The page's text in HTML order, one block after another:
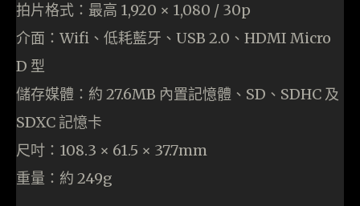
拍片格式：最高 1,920 × 1,080 / 30p
介面：Wifi、低耗藍牙、USB 2.0、HDMI Micro
D 型
儲存媒體：約 27.6MB 內置記憶體、SD、SDHC 及
SDXC 記憶卡
尺吋：108.3 × 61.5 × 37.7mm
重量：約 249g